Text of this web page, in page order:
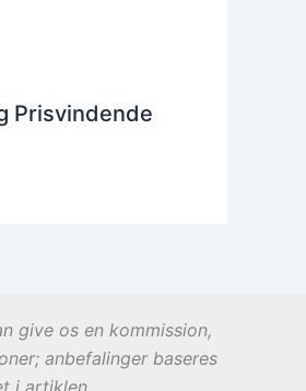
Prisvindende
give os en kommission,
anbefalinger baseres